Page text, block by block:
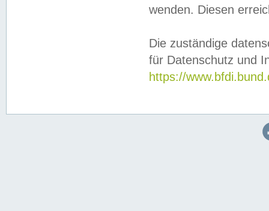
wenden. Diesen
Die zuständige
für Datenschutz und
https://